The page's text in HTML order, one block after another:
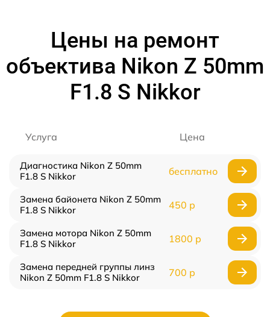
Цены на ремонт
объектива Nikon Z 50mm
F1.8 S Nikkor
Услуга Цена
Диагностика Nikon Z 50mm
F1.8 S Nikkor
бесплатно
Замена байонета Nikon Z 50mm
F1.8 S Nikkor
450 р
Замена мотора Nikon Z 50mm
F1.8 S Nikkor
1800 р
Замена передней группы линз
Nikon Z 50mm F1.8 S Nikkor
700 р